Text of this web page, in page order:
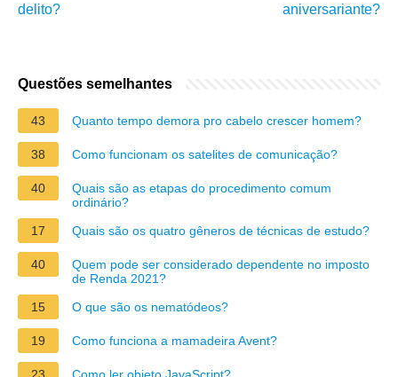
delito?
aniversariante?
Questões semelhantes
43 Quanto tempo demora pro cabelo crescer homem?
38 Como funcionam os satelites de comunicação?
40
Quais são as etapas do procedimento comum
ordinário?
17
Quais são os quatro gêneros de técnicas de estudo?
40
Quem pode ser considerado dependente no imposto
de Renda 2021?
15
O que são os nematódeos?
19 Como funciona a mamadeira Avent?
23 Como ler objeto JavaScript?